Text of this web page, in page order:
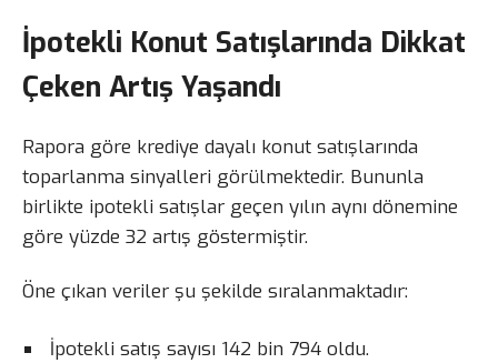
İpotekli Konut Satışlarında Dikkat
Çeken Artış Yaşandı
Rapora göre krediye dayalı konut satışlarında
toparlanma sinyalleri görülmektedir. Bununla
birlikte ipotekli satışlar geçen yılın aynı dönemine
göre yüzde 32 artış göstermiştir.
Öne çıkan veriler şu şekilde sıralanmaktadır:
İpotekli satış sayısı 142 bin 794 oldu.